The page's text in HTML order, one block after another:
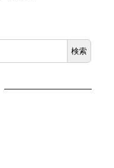
検索